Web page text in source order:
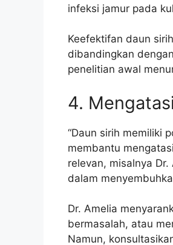
infeksi jamur pada
Keefektifan daun
dibandingkan
penelitian awal
4.
“Daun sirih memiliki
membantu
relevan, misalnya
dalam
Dr. Amelia
bermasalah, atau
Namun,